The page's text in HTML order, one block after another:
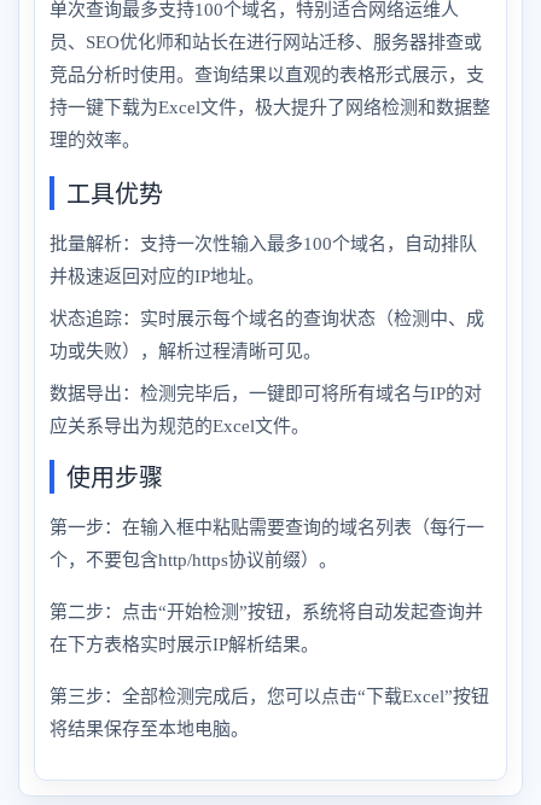
单次查询最多支持100个域名，特别适合网络运维人
员、SEO优化师和站长在进行网站迁移、服务器排查或
竞品分析时使用。查询结果以直观的表格形式展示，支
持一键下载为Excel文件，极大提升了网络检测和数据整
理的效率。
工具优势
批量解析：支持一次性输入最多100个域名，自动排队
并极速返回对应的IP地址。
状态追踪：实时展示每个域名的查询状态（检测中、成
功或失败），解析过程清晰可见。
数据导出：检测完毕后，一键即可将所有域名与IP的对
应关系导出为规范的Excel文件。
使用步骤
第一步：在输入框中粘贴需要查询的域名列表（每行一
个，不要包含http/https协议前缀）。
第二步：点击“开始检测”按钮，系统将自动发起查询并
在下方表格实时展示IP解析结果。
第三步：全部检测完成后，您可以点击“下载Excel”按钮
将结果保存至本地电脑。